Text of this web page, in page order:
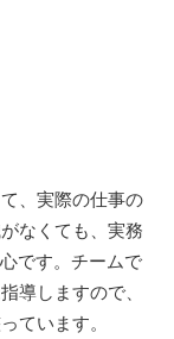
、実際の仕事の
なくても、実務
です。チームで
導しますので、
ています。